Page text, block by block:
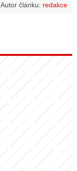
Autor článku: redakce